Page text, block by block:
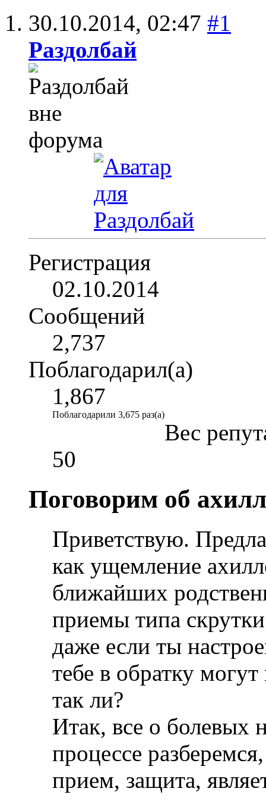
30.10.2014, 02:47 #1
Раздолбай
Регистрация
02.10.2014
Сообщений
2,737
Поблагодарил(а)
1,867
Поблагодарили 3,675 раз(а)
Вес
50
Поговорим об
Приветствую.
как ущемление
ближайших
приемы типа
даже если ты
тебе в обратку
так ли?
Итак, все о болевых
процессе
прием, защита,